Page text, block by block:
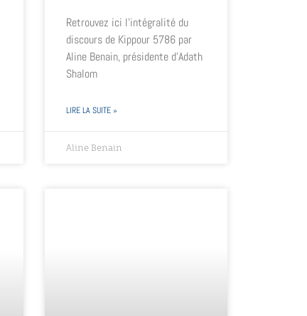
Retrouvez ici l’intégralité du
discours de Kippour 5786 par
Aline Benain, présidente d’Adath
Shalom
LIRE LA SUITE »
Aline Benain